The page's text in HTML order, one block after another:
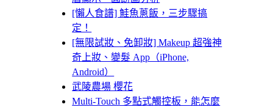
[懶人食譜] 鮭魚蔥飯，三步驟搞
定！
[無限試妝、免卸妝] Makeup 超強神
奇上妝、變髮 App（iPhone,
Android）
武陵農場 櫻花
Multi-Touch 多點式觸控板，能怎麼